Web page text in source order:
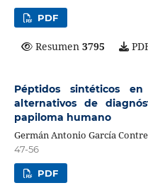
PDF
Resumen 3795
Péptidos sintéticos
alternativos de
papiloma humano
Germán Antonio García
47-56
PDF